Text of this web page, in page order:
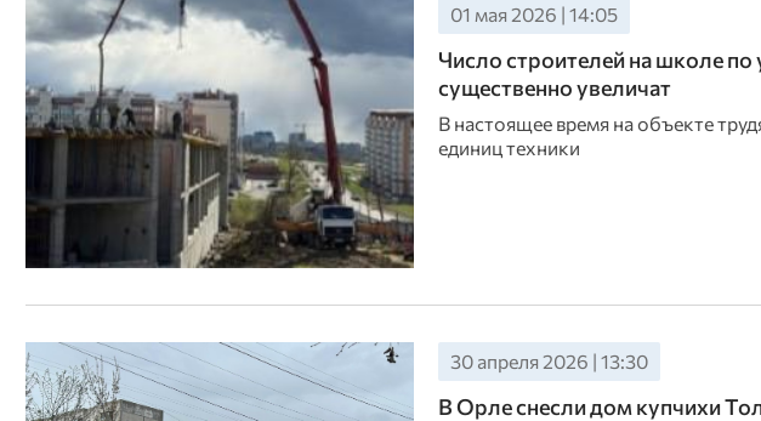
01 мая 2026 | 14:05
Число строителей на школе
существенно увеличат
В настоящее время на объекте
единиц техники
30 апреля 2026 | 13:30
В Орле снесли дом купчихи